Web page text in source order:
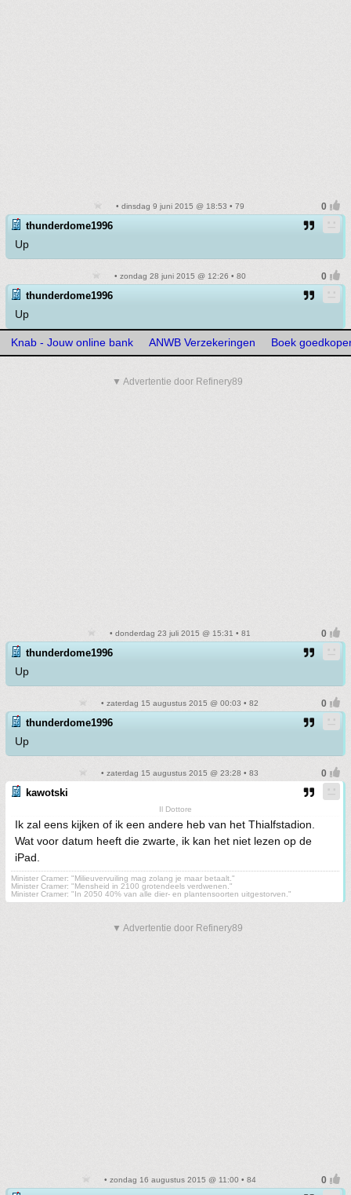
• dinsdag 9 juni 2015 @ 18:53 • 79
thunderdome1996
Up
• zondag 28 juni 2015 @ 12:26 • 80
thunderdome1996
Up
Knab - Jouw online bank ANWB Verzekeringen Boek
▼ Advertentie door Refinery89
• donderdag 23 juli 2015 @ 15:31 • 81
thunderdome1996
Up
• zaterdag 15 augustus 2015 @ 00:03 • 82
thunderdome1996
Up
• zaterdag 15 augustus 2015 @ 23:28 • 83
kawotski
Il Dottore
Ik zal eens kijken of ik een andere heb van het Thialfstadion.
Wat voor datum heeft die zwarte, ik kan het niet lezen op de
iPad.
Minister Cramer: "Milieuvervuiling mag zolang je maar betaalt."
Minister Cramer: "Mensheid in 2100 grotendeels verdwenen."
Minister Cramer: "In 2050 40% van alle dier- en plantensoorten uitgestorven."
▼ Advertentie door Refinery89
• zondag 16 augustus 2015 @ 11:00 • 84